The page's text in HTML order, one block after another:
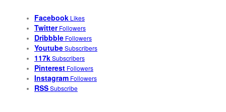
Facebook Likes
Twitter Followers
Dribbble Followers
YoutubeSubscribers
117kSubscribers
Pinterest Followers
Instagram Followers
RSSSubscribe